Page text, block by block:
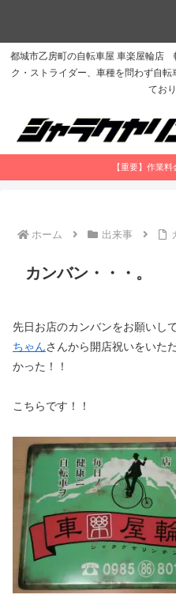
都城市乙房町の自転車屋 車楽屋輪店
ク・ストライダー、車種を問わず自
てお
【重要】作業
ホーム 出来事
カンバン・・・。
先日お店のカンバンをお願いし
ちゃんさんから開店祝いをいた
かった！！
こちらです！！